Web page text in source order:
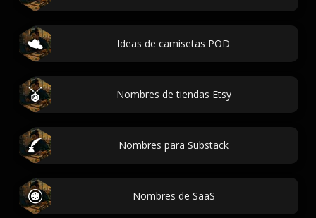
Ideas de camisetas POD
Nombres de tiendas Etsy
Nombres para Substack
Nombres de SaaS